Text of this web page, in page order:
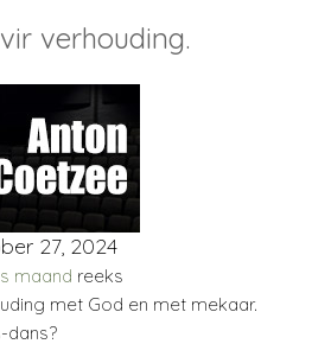
verhouding.
27, 2024
maand reeks
met God en met mekaar.
dans?